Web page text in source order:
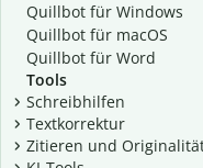
Quillbot für Windows
Quillbot für macOS
Quillbot für Word
Tools
Schreibhilfen
Textkorrektur
Zitieren und